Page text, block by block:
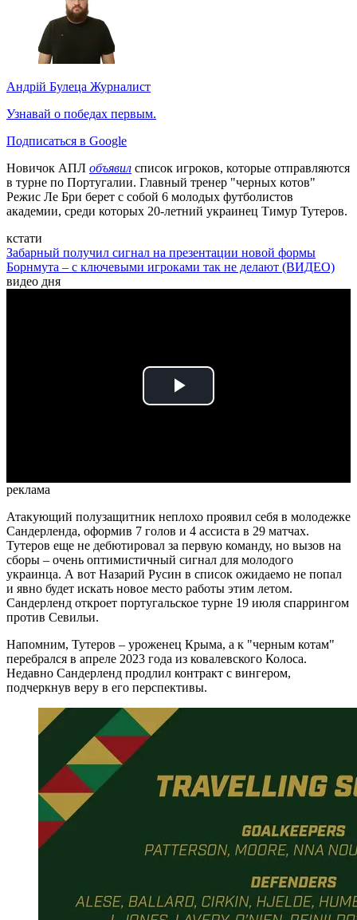
Андрій Булеца Журналист
Узнавай о победах первым.
Подписаться в Google
Новичок АПЛ объявил список игроков, которые отправляются
в турне по Португалии. Главный тренер "черных котов"
Режис Ле Бри берет с собой 6 молодых футболистов
академии, среди которых 20-летний украинец Тимур Тутеров.
кстати
Забарный получил сигнал на презентации новой формы
Борнмута – с ключевыми игроками так не делают (ВИДЕО)
видео дня
Play
реклама
Атакующий полузащитник неплохо проявил себя в молодежке
Сандерленда, оформив 7 голов и 4 ассиста в 29 матчах.
Тутеров еще не дебютировал за первую команду, но вызов на
сборы – очень оптимистичный сигнал для молодого
украинца. А вот Назарий Русин в список ожидаемо не попал
и явно будет искать новое место работы этим летом.
Сандерленд откроет португальское турне 19 июля спаррингом
против Севильи.
Напомним, Тутеров – уроженец Крыма, а к "черным котам"
перебрался в апреле 2023 года из ковалевского Колоса.
Недавно Сандерленд продлил контракт с вингером,
подчеркнув веру в его перспективы.